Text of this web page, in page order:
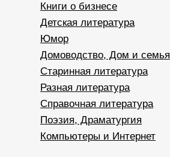
Книги о бизнесе
Детская литература
Юмор
Домоводство, Дом и семья
Старинная литература
Разная литература
Справочная литература
Поэзия, Драматургия
Компьютеры и Интернет